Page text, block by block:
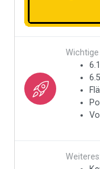
Weiteres: